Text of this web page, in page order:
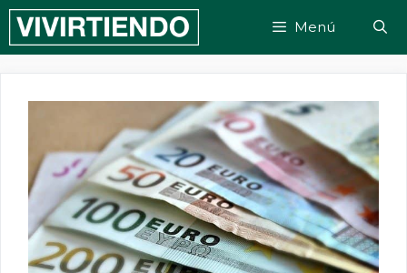
Saltar
contenido
Menú